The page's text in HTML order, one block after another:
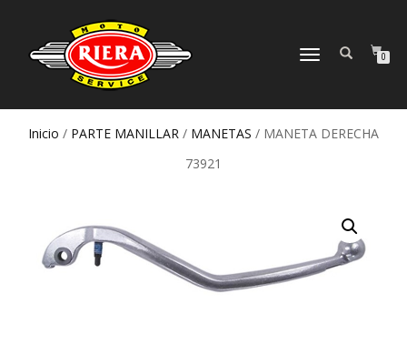
CAMBIAR
0
Inicio / PARTE MANILLAR / MANETAS / MANETA DERECHA
73921